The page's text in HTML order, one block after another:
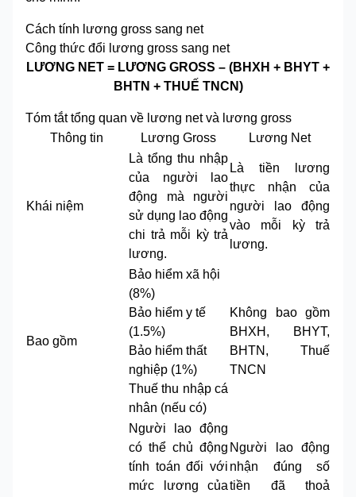
Cách tính lương gross sang net
Công thức đổi lương gross sang net
LƯƠNG NET = LƯƠNG GROSS – (BHXH + BHYT +
BHTN + THUẾ TNCN)
Tóm tắt tổng quan về lương net và lương gross
Thông tin
Lương Gross Lương Net
Khái niệm
Là tổng thu nhập
của người lao
động mà người
sử dụng lao động
chi trả mỗi kỳ trả
lương.
Là tiền lương
thực nhận của
người lao động
vào mỗi kỳ trả
lương.
Bao gồm
Bảo hiểm xã hội
(8%)
Bảo hiểm y tế
(1.5%)
Bảo hiểm thất
nghiệp (1%)
Thuế thu nhập cá
nhân (nếu có)
Không bao gồm
BHXH, BHYT,
BHTN, Thuế
TNCN
Người lao động
có thể chủ động
tính toán đối với
mức lương của
Người lao động
nhận đúng số
tiền đã thoả